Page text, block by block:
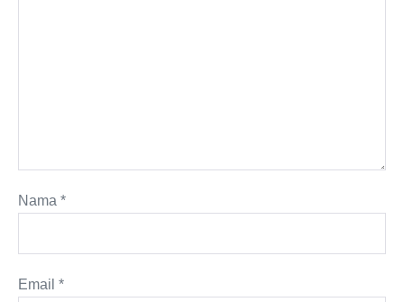
Nama *
Email *